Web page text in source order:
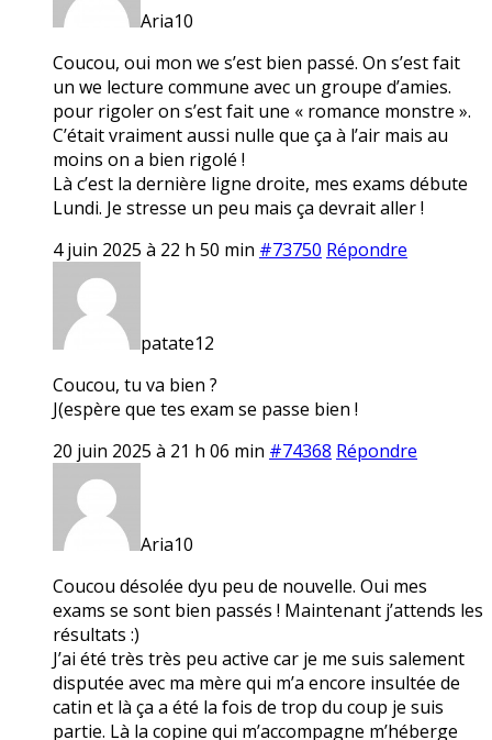
Aria10
Coucou, oui mon we s’est bien passé. On s’est fait
un we lecture commune avec un groupe d’amies.
pour rigoler on s’est fait une « romance monstre ».
C’était vraiment aussi nulle que ça à l’air mais au
moins on a bien rigolé !
Là c’est la dernière ligne droite, mes exams débute
Lundi. Je stresse un peu mais ça devrait aller !
4 juin 2025 à 22 h 50 min #73750 Répondre
patate12
Coucou, tu va bien ?
J(espère que tes exam se passe bien !
20 juin 2025 à 21 h 06 min #74368 Répondre
Aria10
Coucou désolée dyu peu de nouvelle. Oui mes
exams se sont bien passés ! Maintenant j’attends les
résultats :)
J’ai été très très peu active car je me suis salement
disputée avec ma mère qui m’a encore insultée de
catin et là ça a été la fois de trop du coup je suis
partie. Là la copine qui m’accompagne m’héberge